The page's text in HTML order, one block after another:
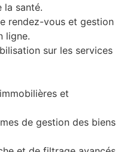
la santé.
rendez-vous et gestion
ligne.
sur les services
et
de gestion des biens